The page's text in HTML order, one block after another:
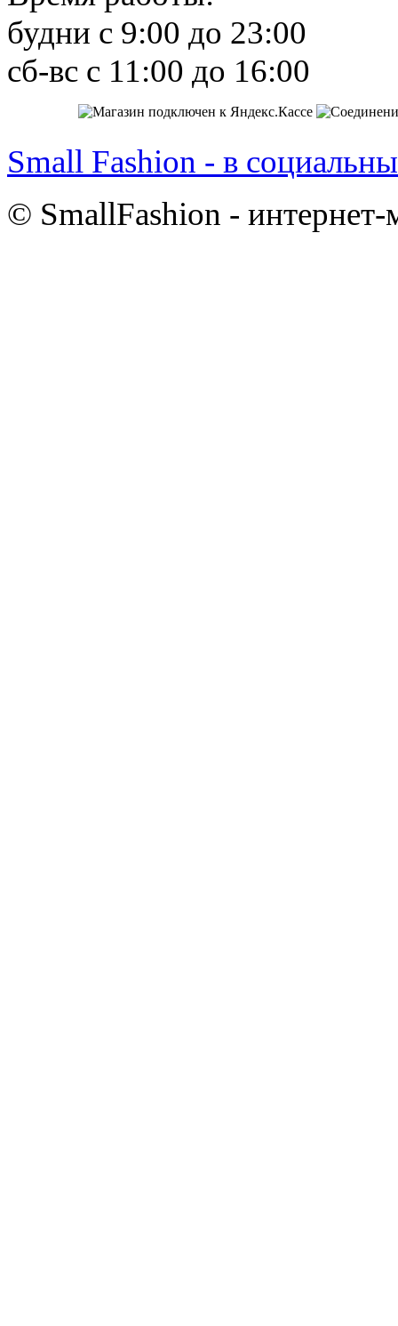
будни с 9:00 до 23:00
сб-вс с 11:00 до 16:00
Small Fashion - в
© SmallFashion -